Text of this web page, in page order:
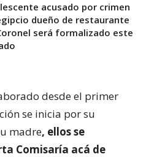
acusado por crimen
dueño de restaurante
será formalizado este
desde el primer
se inicia por su
madre, ellos se
Comisaría acá de